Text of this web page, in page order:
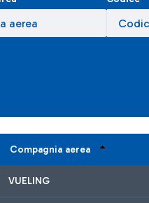
Compagnia aerea
VUELING